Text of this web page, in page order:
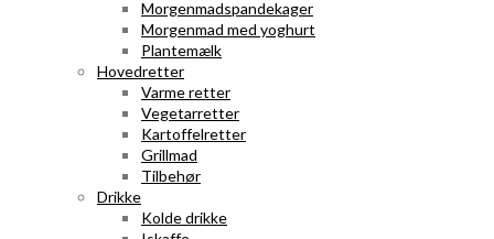
Morgenmadspandekager
Morgenmad med yoghurt
Plantemælk
Hovedretter
Varme retter
Vegetarretter
Kartoffelretter
Grillmad
Tilbehør
Drikke
Kolde drikke